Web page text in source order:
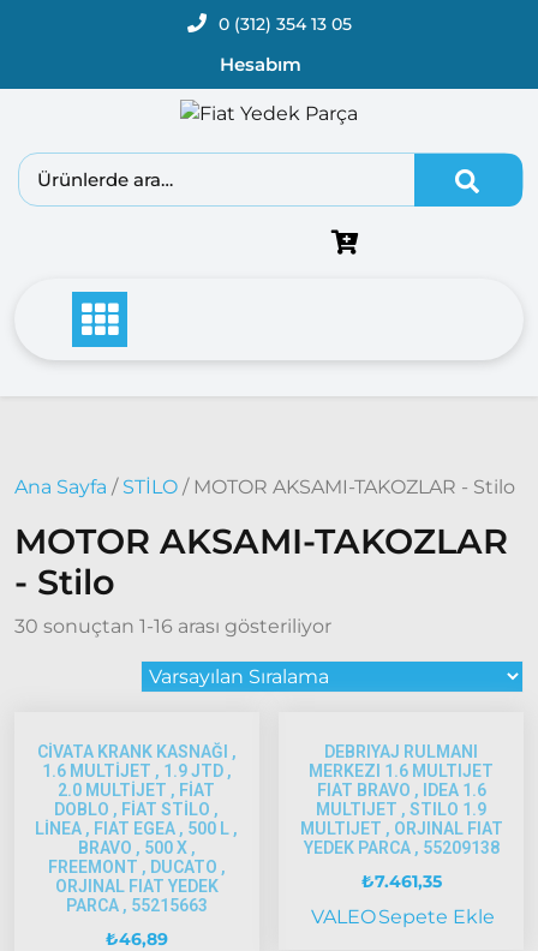
0 (312) 354 13 05
Hesabım
Ana Sayfa / STİLO / MOTOR AKSAMI-TAKOZLAR - Stilo
MOTOR AKSAMI-TAKOZLAR
- Stilo
30 sonuçtan 1-16 arası gösteriliyor
CİVATA KRANK KASNAĞI ,
1.6 MULTİJET , 1.9 JTD ,
2.0 MULTİJET , FİAT
DOBLO , FİAT STİLO ,
LİNEA , FIAT EGEA , 500 L ,
BRAVO , 500 X ,
FREEMONT , DUCATO ,
ORJINAL FIAT YEDEK
PARCA , 55215663
₺46,89
DEBRIYAJ RULMANI
MERKEZI 1.6 MULTIJET
FIAT BRAVO , IDEA 1.6
MULTIJET , STILO 1.9
MULTIJET , ORJINAL FIAT
YEDEK PARCA , 55209138
₺7.461,35
VALEOSepete Ekle